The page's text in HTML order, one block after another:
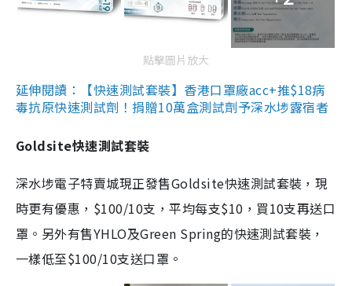
點擊圖片放大
延伸閱讀：【快速測試套裝】香港口罩廠acc+推$18病
毒抗原快速測試劑！捐贈10萬盒測試劑予深水埗露宿者
Goldsite快速測試套裝
深水埗電子特賣城現正發售Goldsite快速測試套裝，現
時更有優惠，$100/10支，平均每支$10，買10支再送口
罩。另外有售YHLO及Green Spring的快速測試套裝，
一樣低至$100/10支送口罩。